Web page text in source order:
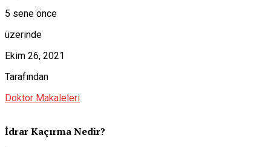
5 sene önce
üzerinde
Ekim 26, 2021
Tarafından
Doktor Makaleleri
İdrar Kaçırma Nedir?